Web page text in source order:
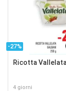
-27%
Ricotta
4 giorni